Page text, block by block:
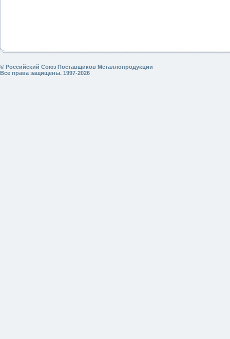
© Российский Союз Поставщиков Металлопродукции
Все права защищены. 1997-2026